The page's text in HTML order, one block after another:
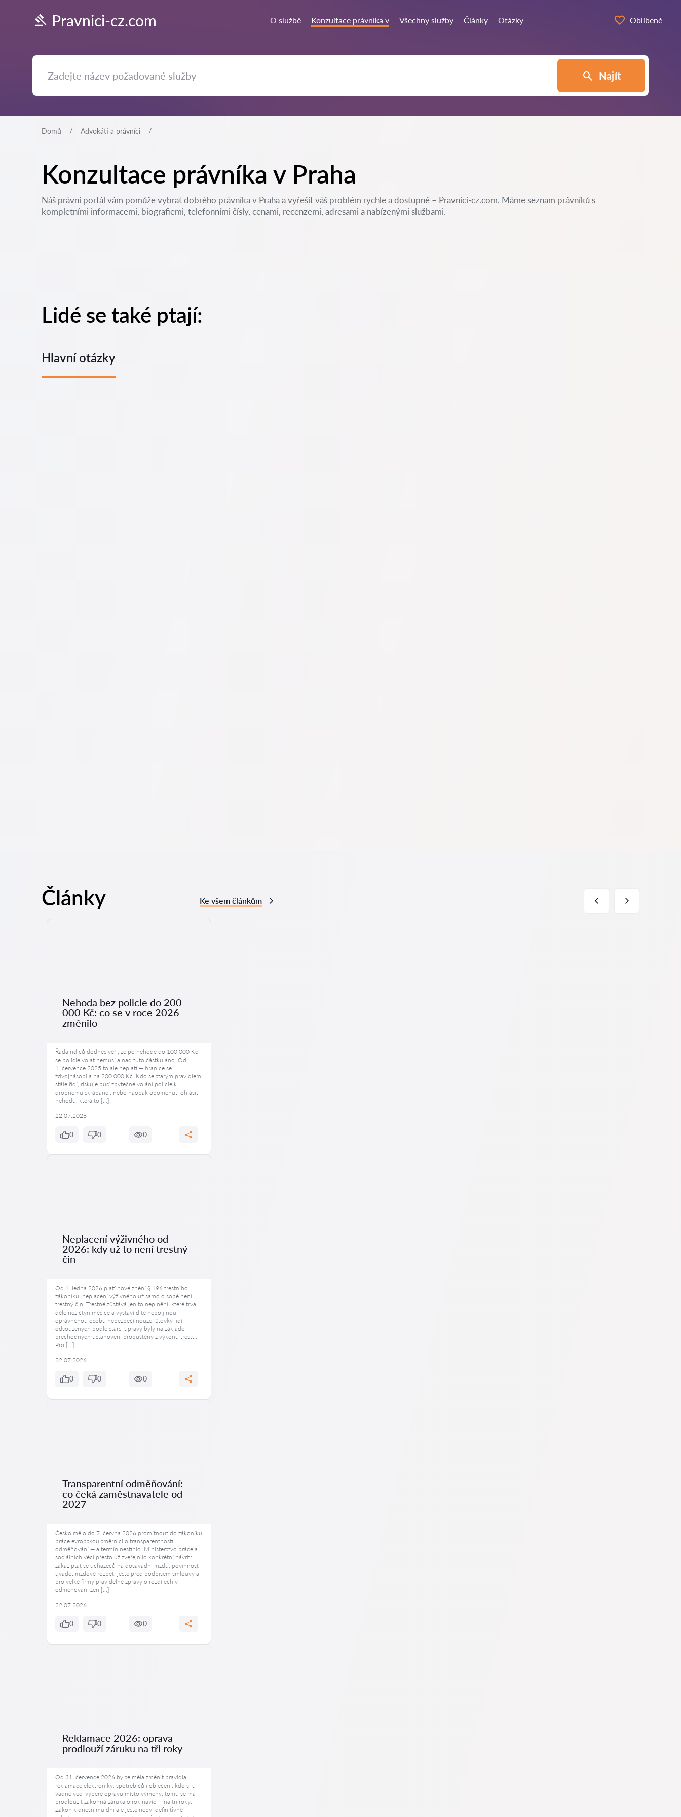
Pravnici-cz.com O službě Konzultace právníka v Všechny služby Články Otázky Oblíbené
Najít
Domů Advokáti a právníci
Konzultace právníka v Praha
Náš právní portál vám pomůže vybrat dobrého právníka v Praha a vyřešit váš problém rychle a dostupně – Pravnici-cz.com. Máme seznam právníků s
kompletními informacemi, biografiemi, telefonními čísly, cenami, recenzemi, adresami a nabízenými službami.
Lidé se také ptají:
Hlavní otázky
Články Ke všem článkům
Nehoda bez policie do 200
000 Kč: co se v roce 2026
změnilo
Řada řidičů dodnes věří, že po nehodě do 100 000 Kč
se policie volat nemusí a nad tuto částku ano. Od
1. července 2025 to ale neplatí — hranice se
zdvojnásobila na 200 000 Kč. Kdo se starým pravidlem
stále řídí, riskuje buď zbytečné volání policie k
drobnému škrábanci, nebo naopak opomenutí ohlásit
nehodu, která to […]
22.07.2026
0 0 0
Neplacení výživného od
2026: kdy už to není trestný
čin
Od 1. ledna 2026 platí nové znění § 196 trestního
zákoníku: neplacení výživného už samo o sobě není
trestný čin. Trestné zůstává jen to neplnění, které trvá
déle než čtyři měsíce a vystaví dítě nebo jinou
oprávněnou osobu nebezpečí nouze. Stovky lidí
odsouzených podle starší úpravy byly na základě
přechodných ustanovení propuštěny z výkonu trestu.
Pro […]
22.07.2026
0 0 0
Transparentní odměňování:
co čeká zaměstnavatele od
2027
Česko mělo do 7. června 2026 promítnout do zákoníku
práce evropskou směrnici o transparentnosti
odměňování — a termín nestihlo. Ministerstvo práce a
sociálních věcí přesto už zveřejnilo konkrétní návrh:
zákaz ptát se uchazečů na dosavadní mzdu, povinnost
uvádět mzdové rozpětí ještě před podpisem smlouvy a
pro velké firmy pravidelné zprávy o rozdílech v
odměňování žen […]
22.07.2026
0 0 0
Reklamace 2026: oprava
prodlouží záruku na tři roky
Od 31. července 2026 by se měla změnit pravidla
reklamace elektroniky, spotřebičů i oblečení: kdo si u
vadné věci vybere opravu místo výměny, tomu se má
prodloužit zákonná záruka o rok navíc — na tři roky.
Zákon k dnešnímu dni ale ještě nebyl definitivně